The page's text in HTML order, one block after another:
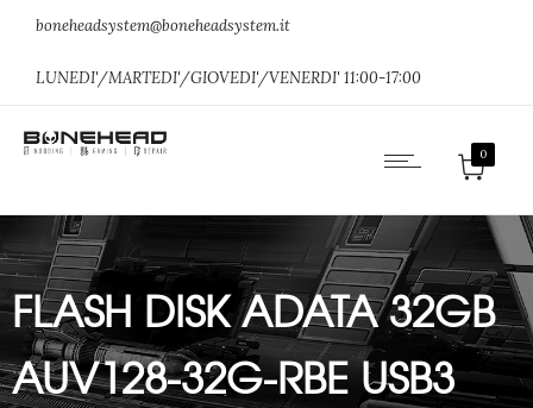
boneheadsystem@boneheadsystem.it
LUNEDI'/MARTEDI'/GIOVEDI'/VENERDI' 11:00-17:00
0
FLASH DISK ADATA 32GB
AUV128-32G-RBE USB3